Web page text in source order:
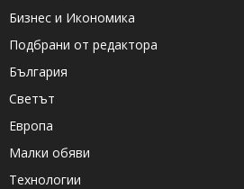
Бизнес и Икономика
Подбрани от редактора
България
Светът
Европа
Малки обяви
Технологии